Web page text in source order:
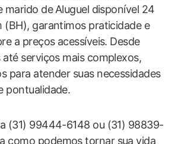
marido de⁤ Aluguel disponível 24
(BH), garantimos praticidade e
a preços acessíveis. ​Desde
até serviços mais complexos,
para ‌atender suas necessidades
pontualidade.
(31) 99444-6148 ou (31) 98839-
como podemos tornar sua vida